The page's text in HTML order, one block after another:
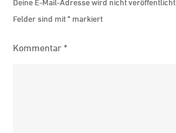
Felder sind mit*markiert
Kommentar*